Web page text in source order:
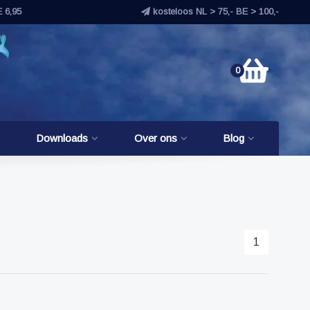
6,95 kosteloos NL > 75,- BE > 100,-
0
Downloads Over ons Blog
1